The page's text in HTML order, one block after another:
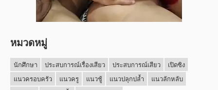
หมวดหมู่
นักศึกษา ประสบการณ์เรื่องเสียว ประสบการณ์เสียว
เปิดซิง
แนวครอบครัว
แนวครู แนวชู้ แนวปลุกปล้ำ
แนวลักหลับ